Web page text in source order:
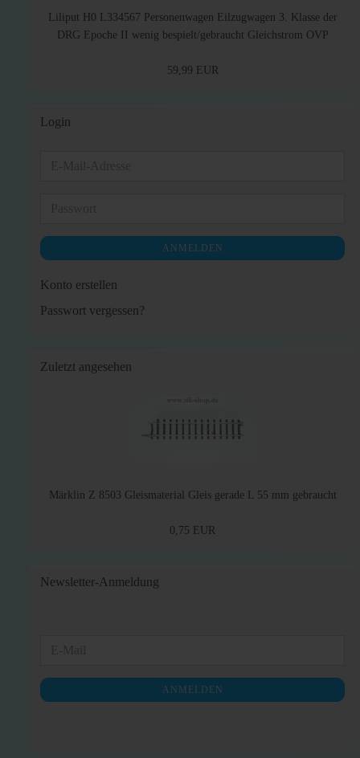
Liliput H0 L334567 Personenwagen Eilzugwagen 3. Klasse der
DRG Epoche II wenig bespielt/gebraucht Gleichstrom OVP
59,99 EUR
Login
ANMELDEN
Konto erstellen
Passwort vergessen?
Zuletzt angesehen
Märklin Z 8503 Gleismaterial Gleis gerade L 55 mm gebraucht
0,75 EUR
Newsletter-Anmeldung
NEWSLETTER-
ANMELDUNG
ANMELDEN